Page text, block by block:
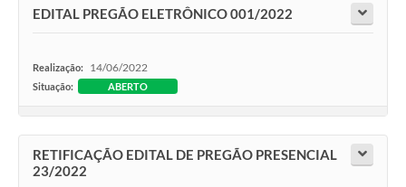
EDITAL PREGÃO ELETRÔNICO 001/2022
Realização: 14/06/2022
Situação: ABERTO
RETIFICAÇÃO EDITAL DE PREGÃO PRESENCIAL
23/2022